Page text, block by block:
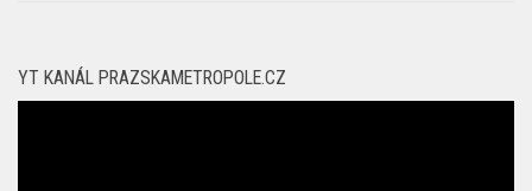
YT KANÁL PRAZSKAMETROPOLE.CZ